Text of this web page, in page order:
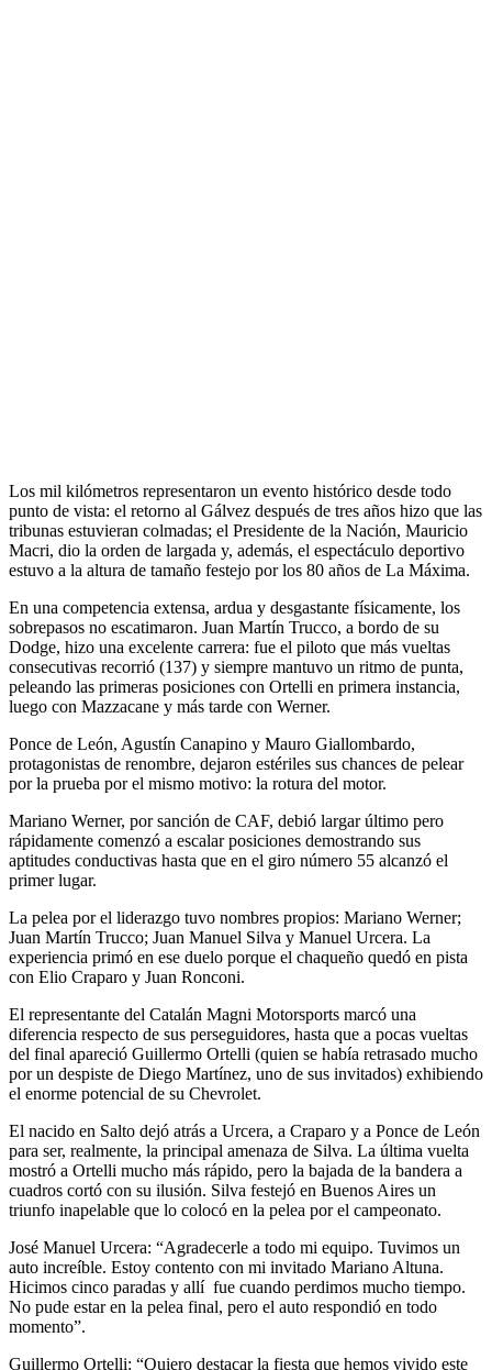
Los mil kilómetros representaron un evento histórico desde todo
punto de vista: el retorno al Gálvez después de tres años hizo que las
tribunas estuvieran colmadas; el Presidente de la Nación, Mauricio
Macri, dio la orden de largada y, además, el espectáculo deportivo
estuvo a la altura de tamaño festejo por los 80 años de La Máxima.
En una competencia extensa, ardua y desgastante físicamente, los
sobrepasos no escatimaron. Juan Martín Trucco, a bordo de su
Dodge, hizo una excelente carrera: fue el piloto que más vueltas
consecutivas recorrió (137) y siempre mantuvo un ritmo de punta,
peleando las primeras posiciones con Ortelli en primera instancia,
luego con Mazzacane y más tarde con Werner.
Ponce de León, Agustín Canapino y Mauro Giallombardo,
protagonistas de renombre, dejaron estériles sus chances de pelear
por la prueba por el mismo motivo: la rotura del motor.
Mariano Werner, por sanción de CAF, debió largar último pero
rápidamente comenzó a escalar posiciones demostrando sus
aptitudes conductivas hasta que en el giro número 55 alcanzó el
primer lugar.
La pelea por el liderazgo tuvo nombres propios: Mariano Werner;
Juan Martín Trucco; Juan Manuel Silva y Manuel Urcera. La
experiencia primó en ese duelo porque el chaqueño quedó en pista
con Elio Craparo y Juan Ronconi.
El representante del Catalán Magni Motorsports marcó una
diferencia respecto de sus perseguidores, hasta que a pocas vueltas
del final apareció Guillermo Ortelli (quien se había retrasado mucho
por un despiste de Diego Martínez, uno de sus invitados) exhibiendo
el enorme potencial de su Chevrolet.
El nacido en Salto dejó atrás a Urcera, a Craparo y a Ponce de León
para ser, realmente, la principal amenaza de Silva. La última vuelta
mostró a Ortelli mucho más rápido, pero la bajada de la bandera a
cuadros cortó con su ilusión. Silva festejó en Buenos Aires un
triunfo inapelable que lo colocó en la pelea por el campeonato.
José Manuel Urcera: “Agradecerle a todo mi equipo. Tuvimos un
auto increíble. Estoy contento con mi invitado Mariano Altuna.
Hicimos cinco paradas y allí fue cuando perdimos mucho tiempo.
No pude estar en la pelea final, pero el auto respondió en todo
momento”.
Guillermo Ortelli: “Quiero destacar la fiesta que hemos vivido este